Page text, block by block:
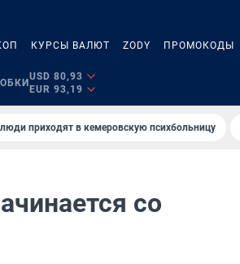
КУРСЫ ВАЛЮТ ZODY ПРОМОКОДЫ
USD 80,93
EUR 93,19
приходят в кемеровскую психбольницу
со